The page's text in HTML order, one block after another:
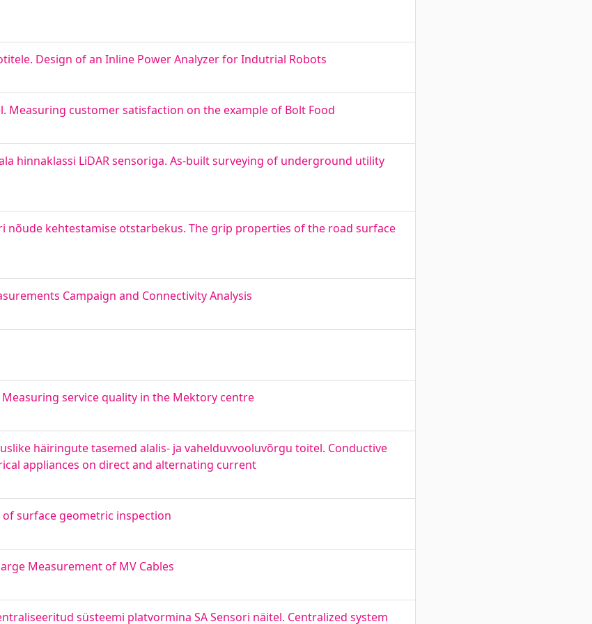
Design of an Inline Power Analyzer for Indutrial Robots
customer satisfaction on the example of Bolt Food
hinnaklassi LiDAR sensoriga. As-built surveying of underground utility
nõude kehtestamise otstarbekus. The grip properties of the road surface
Campaign and Connectivity Analysis
service quality in the Mektory centre
häiringute tasemed alalis- ja vahelduvvooluvõrgu toitel. Conductive
appliances on direct and alternating current
surface geometric inspection
Measurement of MV Cables
süsteemi platvormina SA Sensori näitel. Centralized system